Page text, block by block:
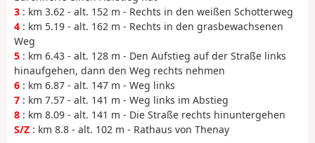
3 : km 3.62 - alt. 152 m - Rechts in den weißen Schotterweg
4 : km 5.19 - alt. 162 m - Rechts in den grasbewachsenen
Weg
5 : km 6.43 - alt. 128 m - Den Aufstieg auf der Straße links
hinaufgehen, dann den Weg rechts nehmen
6 : km 6.87 - alt. 147 m - Weg links
7 : km 7.57 - alt. 141 m - Weg links im Abstieg
8 : km 8.09 - alt. 141 m - Die Straße rechts hinuntergehen
S/Z : km 8.8 - alt. 102 m - Rathaus von Thenay